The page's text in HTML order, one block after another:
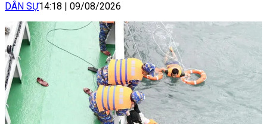
DÂN SỰ14:18 09/08/2026